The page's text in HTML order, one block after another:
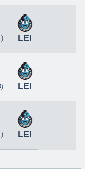
LEI
LEI
LEI